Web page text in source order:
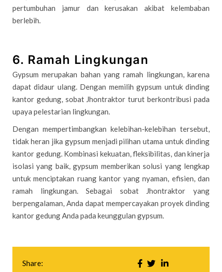
pertumbuhan jamur dan kerusakan akibat kelembaban
berlebih.
6. Ramah Lingkungan
Gypsum merupakan bahan yang ramah lingkungan, karena
dapat didaur ulang. Dengan memilih gypsum untuk dinding
kantor gedung, sobat Jhontraktor turut berkontribusi pada
upaya pelestarian lingkungan.
Dengan mempertimbangkan kelebihan-kelebihan tersebut,
tidak heran jika gypsum menjadi pilihan utama untuk dinding
kantor gedung. Kombinasi kekuatan, fleksibilitas, dan kinerja
isolasi yang baik, gypsum memberikan solusi yang lengkap
untuk menciptakan ruang kantor yang nyaman, efisien, dan
ramah lingkungan. Sebagai sobat Jhontraktor yang
berpengalaman, Anda dapat mempercayakan proyek dinding
kantor gedung Anda pada keunggulan gypsum.
Share: